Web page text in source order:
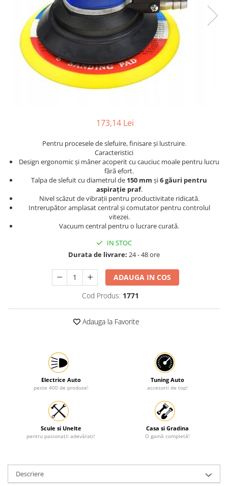
compresoare
Cricuri Auto Hidraulice
Pneumatice si Trapezoidale
Cricuri hidraulice
Cricuri pneumatice
Cricuri trapezoidale
Feon Electric
Masini de gaurit si Insurubat
Motoare electrice
Pistol de Lipit
Polizoare
Pompe Combustibil
Prelungitoare
Scule Pneumatice
Utilaje constructie
Mixere
Motocositoare si Motosape
Nivela laser
Pistol de vopsit
Ventilatoare radiatoare
173,14 Lei
Pentru procesele de slefuire, finisare și lustruire.
Caracteristici
Design ergonomic și mâner acoperit cu cauciuc moale pentru lucru
fără efort.
Talpa de slefuit cu diametrul de 150 mm și6 găuri pentru
aspirație praf.
Nivel scăzut de vibrații pentru productivitate ridicată.
Intrerupător amplasat central și comutator pentru controlul
vitezei.
Vacuum central pentru o lucrare curată.
IN STOC
Durata de livrare: 24 - 48 ore
ADAUGA IN COS
Cod Produs: 1771
Adauga la Favorite
Electrice Auto
peste 400 de produse!
Tuning Auto
accesorii de top!
Scule si Unelte
pentru pasionații adevărați!
Casa si Gradina
O gamă completă!
Descriere